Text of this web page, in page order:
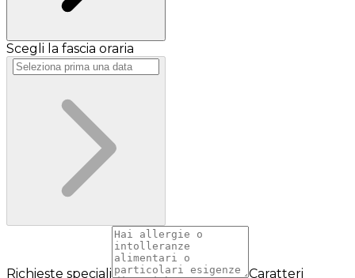
Scegli la fascia oraria
Richieste speciali Caratteri